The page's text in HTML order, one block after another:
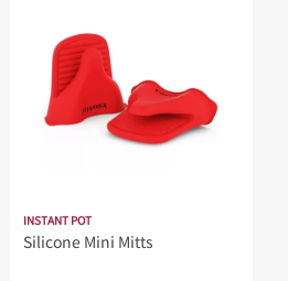
INSTANT POT
Silicone Mini Mitts